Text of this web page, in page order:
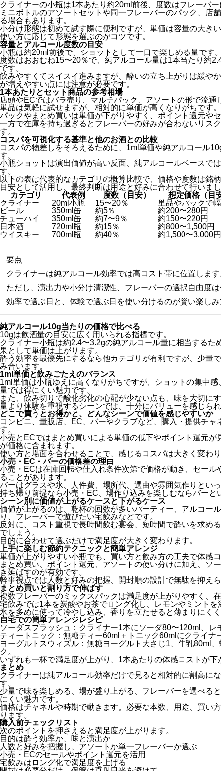
クライナーの小瓶は1本あたり約20ml前後、度数はフレーバ
ミニボトルのアソートセットや同一フレーバーのパック、店
る場合もあります。
小分け形態は初めて試す際に便利ですが、単価は容量の大き
使い方に応じて形態を選ぶのがコツです。
容量とアルコール度数の目安
小瓶は約20ml前後で、ショットとして一口で楽しめる量です
度数はおおむね15〜20％で、純アルコール量は1本当たり約
です。
飲みやすくてスイスイ進みますが、酔いの立ち上がりは緩や
が増えやすい点には注意が必要です。
1本あたりとセット商品の参考相場
店頭やECではバラ売り、マルチパック、アソートの形で流通
単品は気軽に試せますが、相対的に単価が高くなりがちです。
パックやまとめ買いは単価が下がりやすく、ポイント還元や
一方で在庫を持ち過ぎるとフレーバーの好みが合わないリス
す。
コスパを可視化する基準と他のお酒との比較
コスパの物差しをそろえるために、1ml単価や純アルコール
す。
小瓶ショットは演出価値が高い反面、純アルコールベースで
す。
以下の表は代表的なカテゴリの概算比較で、価格や度数は銘
目安として活用し、最終判断は用途と好みに合わせて行いま
カテゴリ
代表例 度数（目安）
想定価格（目
クライナー
20ml小瓶 15〜20％
単品やパックで幅
ビール
350ml缶 約5％
約200〜280円
チューハイ
350ml缶 約7〜9％
約150〜220円
日本酒
720ml瓶 約15％
約800〜1,500円
ウイスキー
700ml瓶 約40％ 約1,500〜3,000円
要点
クライナーは純アルコール効率では高コスト帯に位置します
ただし、演出力や小分け清潔性、フレーバーの選択自由度
効率で選ぶ日と、体験で選ぶ日を使い分けるのが賢い楽し
純アルコール10g当たりの価格で比べる
10gは飲酒量の目安に広く用いられる指標です。
クライナー小瓶は約2.4〜3.2gの純アルコール量に相当するた
果として単価は上がります。
酔う効率を最優先にするなら他カテゴリが有利ですが、少量
み合います。
1ml単価と飲みごたえのバランス
1ml単価は小瓶ゆえに高くなりがちですが、ショットの集中
量では得にくい魅力です。
また、飲み切りで酸化劣化の心配が少ない点も、味を大切に
量より体験を重視するシーンでは、十分にバリューを感じら
どこで買うとお得かと、どんなシーンで価値を感じやすいか
コンビニ、量販店、EC、バーやクラブなど、購入・提供チ
す。
小売とECではまとめ買いによる単価の低下やポイント還元
が価格に含まれます。
使い方と場面を合わせることで、感じるコスパは大きく変わ
小売・EC・バーの価格差の理由
小売・ECは在庫回転や仕入れ条件次第で価格が動き、セー
ることがあります。
バーはグラスや氷、人件費、場所代、選曲や雰囲気作りとい
持ち帰り前提なら小売・EC、場作り込みを楽しむならバーと
シーン別に価値が上がるケースと下がるケース
価値が上がるのは、乾杯の回数が多いパーティー、アルコー
り、フレーバーで遊びたい宅飲みなどです。
反対に、コスト重視で長時間飲む宴会、短時間で酔いを求め
でしょう。
目的に合わせて選ぶだけで満足度が大きく変わります。
上手に楽しむ節約テクニックと簡単アレンジ
単価が上がりやすい小瓶でも、買い方と飲み方の工夫で体感
まとめ買い、ポイント還元、アソートの使い分けに加え、ソ
き延ばすのが有効です。
幹事視点では人数と好みの把握、開封順の設計で無駄を抑え
まとめ買いと割り方で伸ばす
複数フレーバーのミックスパックは満足度が上がりやすく、
宅飲みでは1本を炭酸やお茶でロング化し、レモンやミント
氷を多めに使って冷やし込み、香りを立たせると薄まりにく
自宅での簡単アレンジレシピ
ソーダスプラッシュ：クライナー1本にソーダ80〜120ml、レ
ティートニック：無糖ティー60ml＋トニック60mlにクライ
ヨーグルトスウィズル：無糖ヨーグルト大さじ1、牛乳80ml
ク。
いずれも一杯で満足度が上がり、1本あたりの体感コストが下
まとめ
クライナーは純アルコール効率だけで見ると相対的に割高に
す。
少量で味を楽しめる、場が盛り上がる、フレーバーを選べる
にくい魅力です。
価格はチャネルや時期で動きます。必要な本数、用途、買い
ります。
購入前チェックリスト
次のポイントを押さえると満足度が上がります。
目的は酔う効率か、味と演出か
人数と好みを把握し、アソートか単一フレーバーか選ぶ
小売・ECのセールやポイント還元を活用
宅飲みはロング化で満足度を上げる